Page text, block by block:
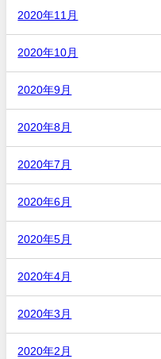
2020年11月
2020年10月
2020年9月
2020年8月
2020年7月
2020年6月
2020年5月
2020年4月
2020年3月
2020年2月